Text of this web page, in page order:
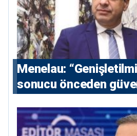
Menelau:
sonucu önceden